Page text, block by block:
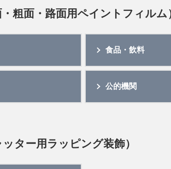
粗面・路面用ペイントフィルム
食品・飲料
公的機関
ター用ラッピング装飾）